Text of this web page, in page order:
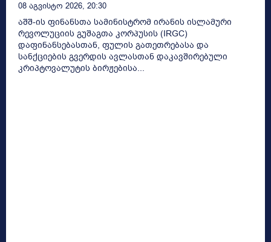
08 Აგვისტო 2026, 20:30
აშშ-ის ფინანსთა სამინისტრომ ირანის ისლამური
რევოლუციის გუშაგთა კორპუსის (IRGC)
დაფინანსებასთან, ფულის გათეთრებასა და
სანქციების გვერდის ავლასთან დაკავშირებული
კრიპტოვალუტის ბირჟებისა...